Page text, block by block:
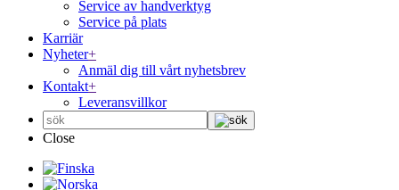
Service av handverktyg
Service på plats
Karriär
Nyheter+
Anmäl dig till vårt nyhetsbrev
Kontakt+
Leveransvillkor
Close